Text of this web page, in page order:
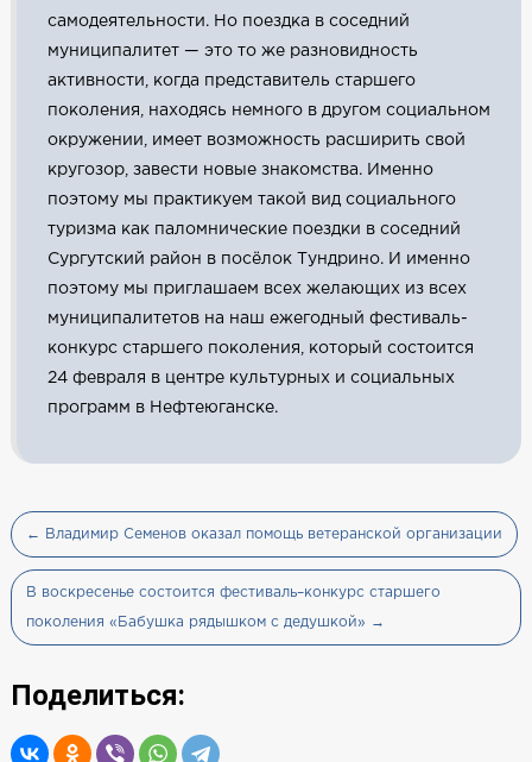
самодеятельности. Но поездка в соседний
муниципалитет — это то же разновидность
активности, когда представитель старшего
поколения, находясь немного в другом социальном
окружении, имеет возможность расширить свой
кругозор, завести новые знакомства. Именно
поэтому мы практикуем такой вид социального
туризма как паломнические поездки в соседний
Сургутский район в посёлок Тундрино. И именно
поэтому мы приглашаем всех желающих из всех
муниципалитетов на наш ежегодный фестиваль-
конкурс старшего поколения, который состоится
24 февраля в центре культурных и социальных
программ в Нефтеюганске.
← Владимир Семенов оказал помощь ветеранской организации
В воскресенье состоится фестиваль–конкурс старшего
поколения «Бабушка рядышком с дедушкой» →
Поделиться: